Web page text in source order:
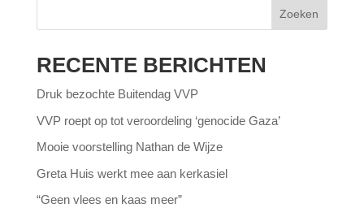
Zoeken
RECENTE BERICHTEN
Druk bezochte Buitendag VVP
VVP roept op tot veroordeling ‘genocide Gaza’
Mooie voorstelling Nathan de Wijze
Greta Huis werkt mee aan kerkasiel
“Geen vlees en kaas meer”